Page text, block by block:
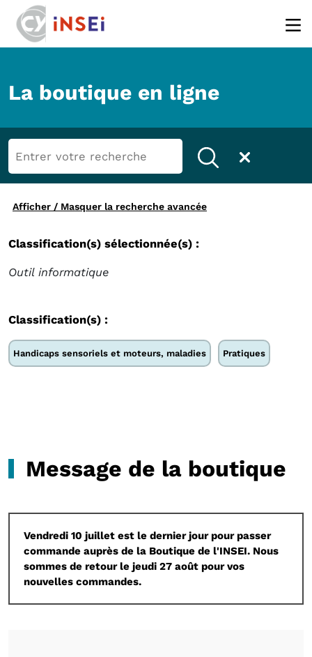
La boutique en ligne
Afficher / Masquer la recherche avancée
Classification(s) sélectionnée(s) :
Outil informatique
Classification(s) :
Handicaps sensoriels et moteurs, maladies Pratiques
Message de la boutique
Vendredi 10 juillet est le dernier jour pour passer
commande auprès de la Boutique de l'INSEI. Nous
sommes de retour le jeudi 27 août pour vos
nouvelles commandes.